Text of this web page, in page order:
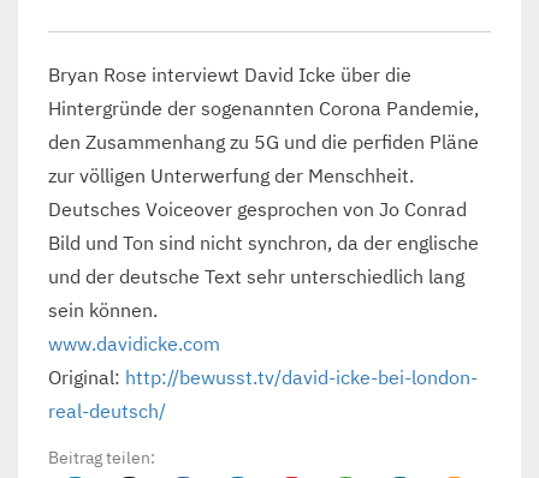
Bryan Rose interviewt David Icke über die
Hintergründe der sogenannten Corona Pandemie,
den Zusammenhang zu 5G und die perfiden Pläne
zur völligen Unterwerfung der Menschheit.
Deutsches Voiceover gesprochen von Jo Conrad
Bild und Ton sind nicht synchron, da der englische
und der deutsche Text sehr unterschiedlich lang
sein können.
www.davidicke.com
Original: http://bewusst.tv/david-icke-bei-london-
real-deutsch/
Beitrag teilen: